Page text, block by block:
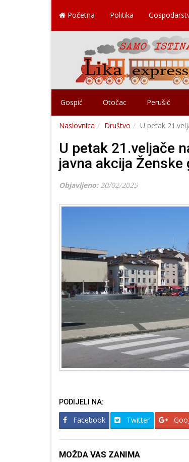
Početna Politika
Gospić Otočac Perušić
Naslovnica Društvo U petak
U petak 21.veljače
javna akcija
Objavljeno: 20/02/2025
PODIJELI NA:
Facebook Twitter
MOŽDA VAS ZANIMA